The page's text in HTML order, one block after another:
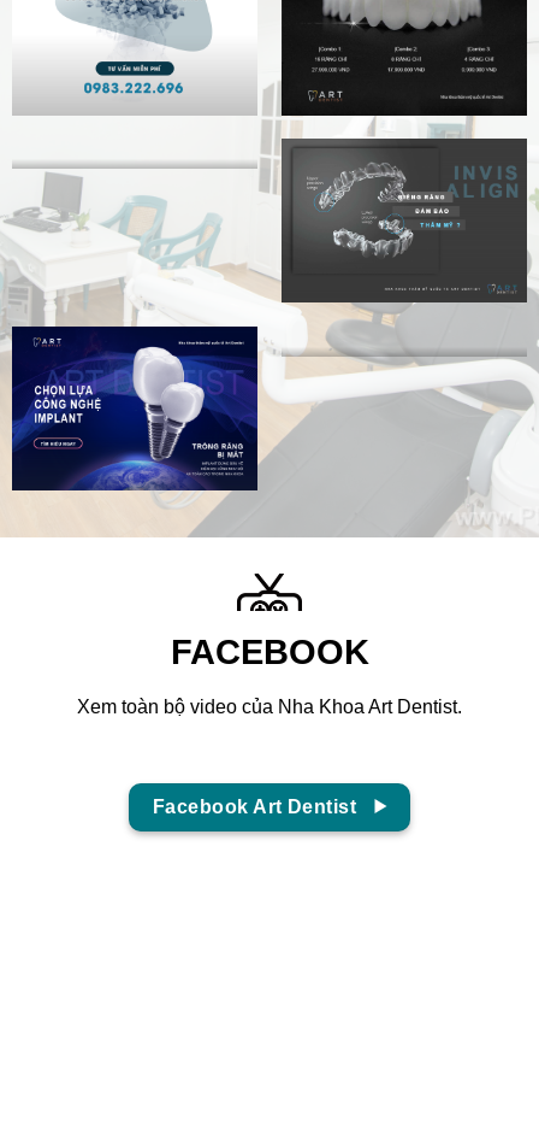
FACEBOOK
Xem toàn bộ video của Nha Khoa Art Dentist.
Facebook Art Dentist